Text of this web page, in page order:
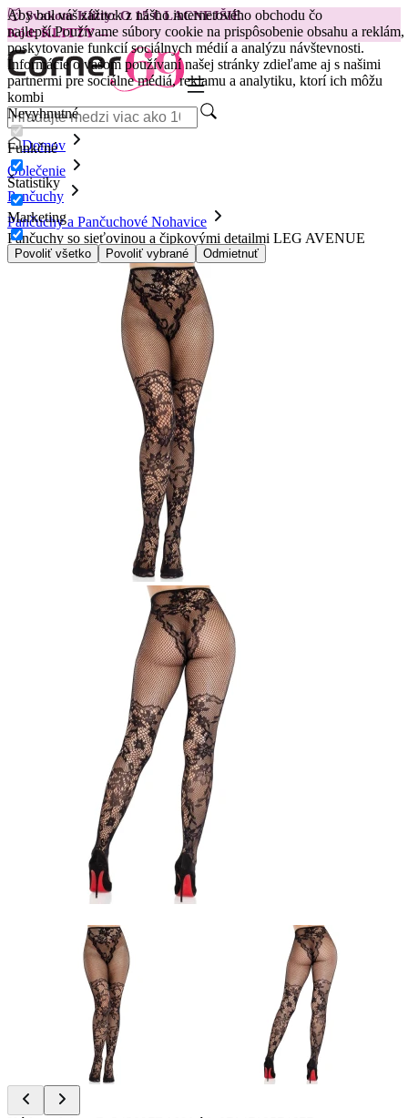
Aby bol váš zážitok z nášho internetového obchodu čo
najlepší.Používame súbory cookie na prispôsobenie obsahu a reklám,
poskytovanie funkcií sociálnych médií a analýzu návštevnosti.
Informácie o vašom používaní našej stránky zdieľame aj s našimi
partnermi pre sociálne médiá, reklamu a analytiku, ktorí ich môžu
kombi
Nevyhnutné
Funkčné
Štatistiky
Marketing
Povoliť všetko Povoliť vybrané Odmietnuť
😽Svakom Klitty: O 15 € LACNEJŠIE
Kód: KLITTY →
Domov
Oblečenie
Pančuchy
Pančuchy a Pančuchové Nohavice
Pančuchy so sieťovinou a čipkovými detailmi LEG AVENUE
HOSIERY, čierna